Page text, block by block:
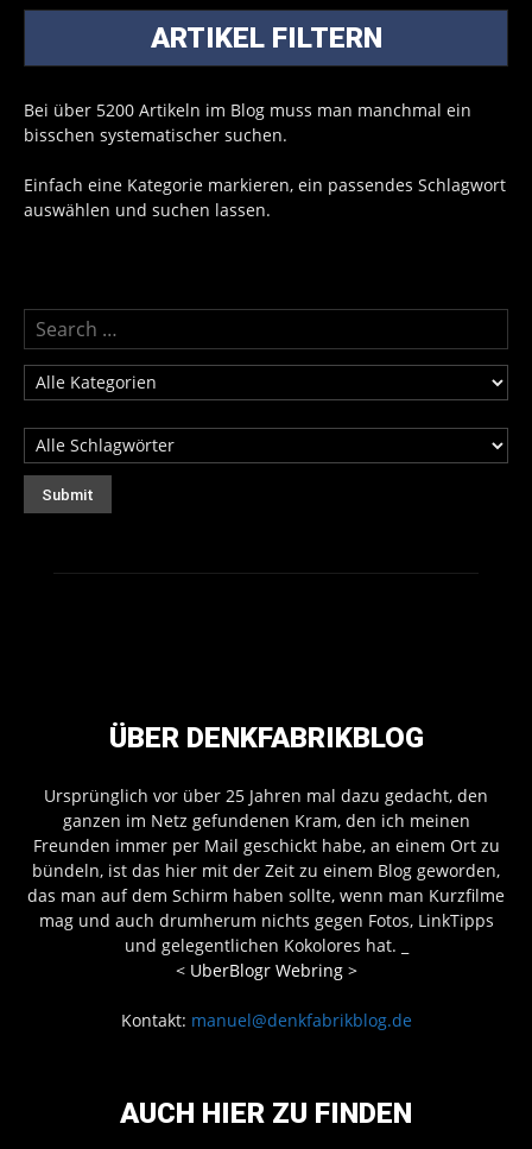
ARTIKEL FILTERN
Bei über 5200 Artikeln im Blog muss man manchmal ein
bisschen systematischer suchen.
Einfach eine Kategorie markieren, ein passendes Schlagwort
auswählen und suchen lassen.
ÜBER DENKFABRIKBLOG
Ursprünglich vor über 25 Jahren mal dazu gedacht, den
ganzen im Netz gefundenen Kram, den ich meinen
Freunden immer per Mail geschickt habe, an einem Ort zu
bündeln, ist das hier mit der Zeit zu einem Blog geworden,
das man auf dem Schirm haben sollte, wenn man Kurzfilme
mag und auch drumherum nichts gegen Fotos, LinkTipps
und gelegentlichen Kokolores hat.
< UberBlogr Webring >
Kontakt: manuel@denkfabrikblog.de
AUCH HIER ZU FINDEN